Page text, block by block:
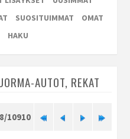
SUOSITUIMMAT
OMAT
HAKU
AUTOT, REKAT
10910